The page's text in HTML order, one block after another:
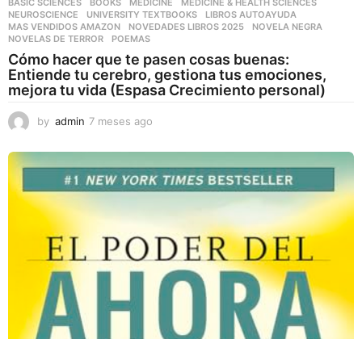
BASIC SCIENCES ,BOOKS ,MEDICINE ,MEDICINE & HEALTH SCIENCES
NEUROSCIENCE
,UNIVERSITY TEXTBOOKS LIBROS AUTOAYUDA
MAS VENDIDOS AMAZON
,NOVEDADES LIBROS 2025 ,NOVELA NEGRA
NOVELAS DE TERROR
,POEMAS
Cómo hacer que te pasen cosas buenas:
Entiende tu cerebro, gestiona tus emociones,
mejora tu vida (Espasa Crecimiento personal)
by admin 7 meses ago
e
s
e